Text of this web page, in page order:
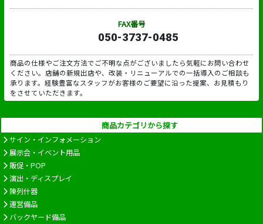
FAX番号
050-3737-0485
商品の仕様やご注文方法でご不明な点がございましたら気軽にお問い合わせ
ください。店舗の新規出店や、改装・リニューアルでの一括導入のご相談も
承ります。経験豊富なスタッフがお客様のご要望に沿った提案、お見積もり
をさせていただきます。
商品カテゴリから探す
サイン・インフォメーション
展示会・イベント用品
販促・POP
演出・ディスプレイ
陳列什器
運営備品
バックヤード備品